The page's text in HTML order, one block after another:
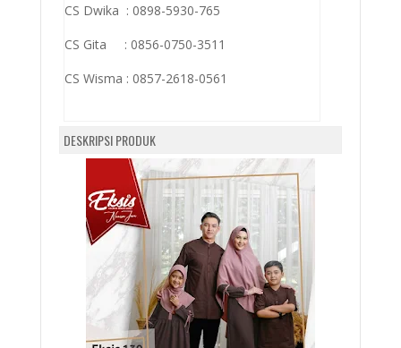
CS Dwika : 0898-5930-765
CS Gita : 0856-0750-3511
CS Wisma : 0857-2618-0561
DESKRIPSI PRODUK